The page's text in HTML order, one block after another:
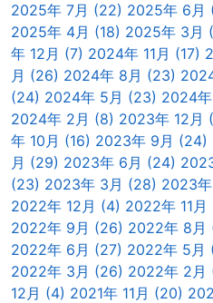
2025年 7月 (22) 2025年 6月
2025年 4月 (18) 2025年 3月
年 12月 (7) 2024年 11月 (17)
月 (26) 2024年 8月 (23)
(24) 2024年 5月 (23) 2024
2024年 2月 (8) 2023年 12月
年 10月 (16) 2023年 9月 (24)
月 (29) 2023年 6月 (24)
(23) 2023年 3月 (28) 2023
2022年 12月 (4) 2022年 11月
2022年 9月 (26) 2022年 8月
2022年 6月 (27) 2022年 5月
2022年 3月 (26) 2022年 2月
12月 (4) 2021年 11月 (20)